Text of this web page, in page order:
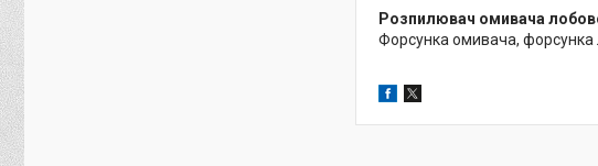
Розпилювач омивача
Форсунка омивача,